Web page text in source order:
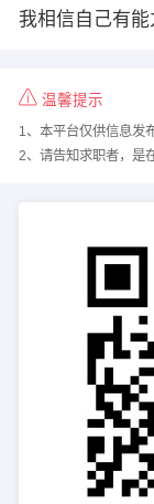
我相信自己有能
温馨提示
1、本平台仅供信息发
2、请告知求职者，是